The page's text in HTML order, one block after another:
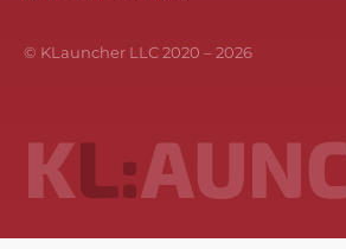
© KLauncher LLC 2020 –2026
KL: